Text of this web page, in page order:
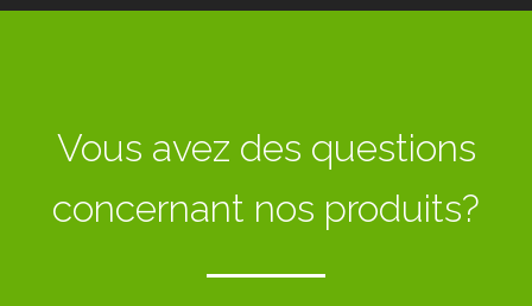
Vous avez des questions
concernant nos produits?